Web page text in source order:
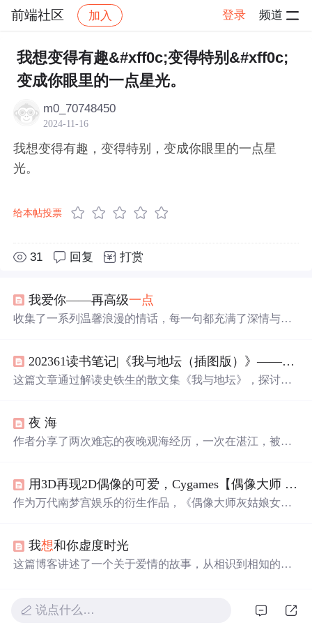
前端社区 加入 登录 频道
社区 前端社区 感慨 帖子详情
我想变得有趣&#xff0c;变得特别&#xff0c;
变成你眼里的一点星光。
m0_70748450
2024-11-16
我想变得有趣，变得特别，变成你眼里的一点星
光。
给本帖投票
31 回复 打赏
我爱你——再高级一点
收集了一系列温馨浪漫的情话，每一句都充满了深情与爱
202361读书笔记|《我与地坛（插图版）》——有些事只适合收藏，不能说，也不能
这篇文章通过解读史铁生的散文集《我与地坛》，探讨了
思考的象征。
夜 海
作者分享了两次难忘的夜晚观海经历，一次在湛江，被夜
用3D再现2D偶像的可爱，Cygames【偶像大师 灰姑娘女孩】开发示例
作为万代南梦宫娱乐的衍生作品，《偶像大师灰姑娘女孩
插图的偶像通过3DCG技术在手机游戏中重现，包括角色
建模、表情制作、舞蹈动作捕捉及口型同步等方面的技术
我想和你虚度时光
这篇博客讲述了一个关于爱情的故事，从相识到相知的过
诺。说点什么…